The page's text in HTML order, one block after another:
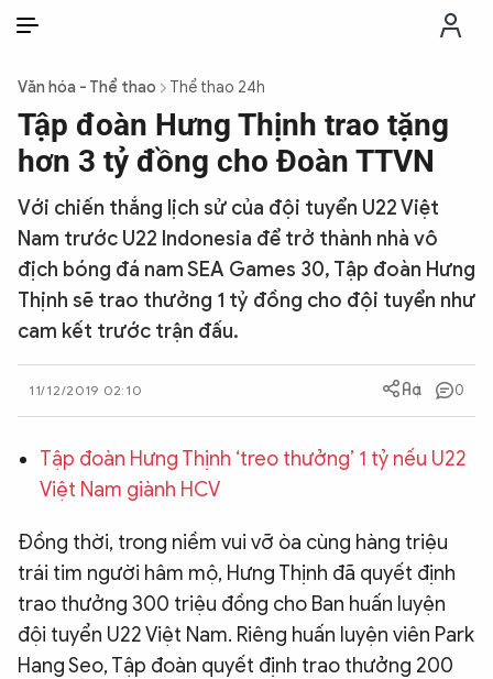
THỜI SỰ
CHỐNG DIỄN BIẾN HÒA BÌNH
CÔNG AN TRONG LÒNG DÂN
XÃ HỘI
PHÁP LUẬT
CÔNG NGHỆ
VĂN HÓA - THỂ THAO
BẠN ĐỌC & CAND
Văn hóa - Thể thao Thể thao 24h
Tập đoàn Hưng Thịnh trao tặng
hơn 3 tỷ đồng cho Đoàn TTVN
Với chiến thắng lịch sử của đội tuyển U22 Việt
Nam trước U22 Indonesia để trở thành nhà vô
địch bóng đá nam SEA Games 30, Tập đoàn Hưng
Thịnh sẽ trao thưởng 1 tỷ đồng cho đội tuyển như
cam kết trước trận đấu.
11/12/2019 02:10 0
Tập đoàn Hưng Thịnh ‘treo thưởng’ 1 tỷ nếu U22
Việt Nam giành HCV
Đồng thời, trong niềm vui vỡ òa cùng hàng triệu
trái tim người hâm mộ, Hưng Thịnh đã quyết định
trao thưởng 300 triệu đồng cho Ban huấn luyện
đội tuyển U22 Việt Nam. Riêng huấn luyện viên Park
Hang Seo, Tập đoàn quyết định trao thưởng 200